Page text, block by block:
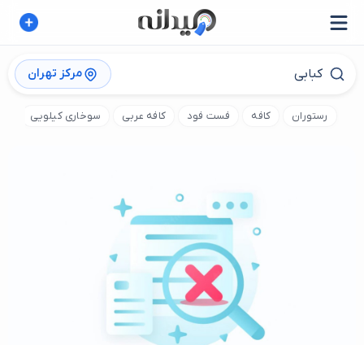
مرکز تهران
رستوران کافه فست فود کافه عربی سوخاری کیلویی